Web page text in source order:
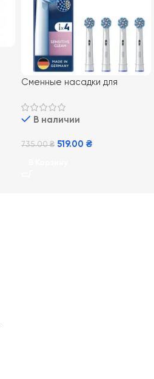
Сменные насадки для
Oral-B EB60RX PRO Sensitive
Clean 4 шт
В наличии
735.00₴ 519.00 ₴